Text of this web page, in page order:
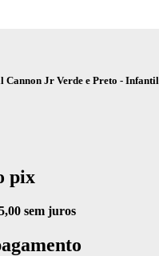
Cannon Jr Verde e Preto - Infantil
pix
sem juros